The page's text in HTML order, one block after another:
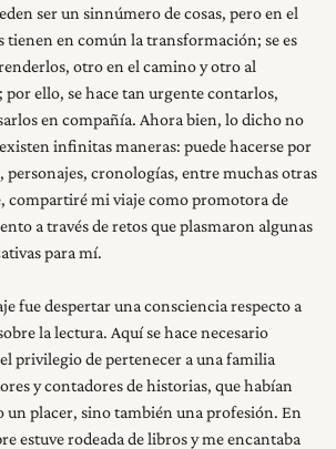
ser un sinnúmero de cosas, pero en el
tienen en común la transformación; se es
otro en el camino y otro al
ello, se hace tan urgente contarlos,
en compañía. Ahora bien, lo dicho no
infinitas maneras: puede hacerse por
personajes, cronologías, entre muchas otras
compartiré mi viaje como promotora de
a través de retos que plasmaron algunas
para mí.
fue despertar una consciencia respecto a
la lectura. Aquí se hace necesario
privilegio de pertenecer a una familia
y contadores de historias, que habían
un placer, sino también una profesión. En
estuve rodeada de libros y me encantaba